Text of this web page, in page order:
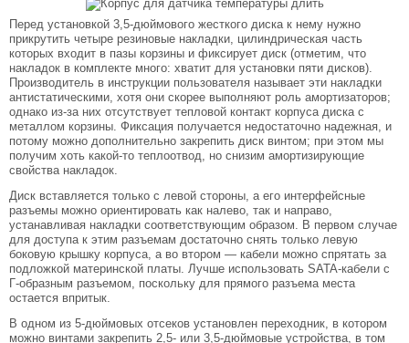
Перед установкой 3,5-дюймового жесткого диска к нему нужно
прикрутить четыре резиновые накладки, цилиндрическая часть
которых входит в пазы корзины и фиксирует диск (отметим, что
накладок в комплекте много: хватит для установки пяти дисков).
Производитель в инструкции пользователя называет эти накладки
антистатическими, хотя они скорее выполняют роль амортизаторов;
однако из-за них отсутствует тепловой контакт корпуса диска с
металлом корзины. Фиксация получается недостаточно надежная, и
потому можно дополнительно закрепить диск винтом; при этом мы
получим хоть какой-то теплоотвод, но снизим амортизирующие
свойства накладок.
Диск вставляется только с левой стороны, а его интерфейсные
разъемы можно ориентировать как налево, так и направо,
устанавливая накладки соответствующим образом. В первом случае
для доступа к этим разъемам достаточно снять только левую
боковую крышку корпуса, а во втором — кабели можно спрятать за
подложкой материнской платы. Лучше использовать SATA-кабели с
Г-образным разъемом, поскольку для прямого разъема места
остается впритык.
В одном из 5-дюймовых отсеков установлен переходник, в котором
можно винтами закрепить 2,5- или 3,5-дюймовые устройства, в том